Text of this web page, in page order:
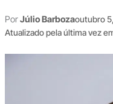
PorJúlio Barbozaoutubro
Atualizado pela última vez